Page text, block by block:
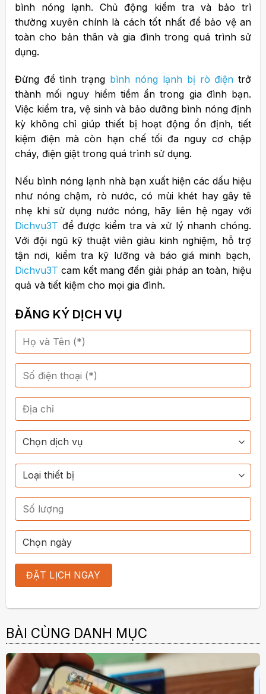
bình nóng lạnh. Chủ động kiểm tra và bảo trì
thường xuyên chính là cách tốt nhất để bảo vệ an
toàn cho bản thân và gia đình trong quá trình sử
dụng.
Đừng để tình trạng bình nóng lạnh bị rò điện trở
thành mối nguy hiểm tiềm ẩn trong gia đình bạn.
Việc kiểm tra, vệ sinh và bảo dưỡng bình nóng định
kỳ không chỉ giúp thiết bị hoạt động ổn định, tiết
kiệm điện mà còn hạn chế tối đa nguy cơ chập
cháy, điện giật trong quá trình sử dụng.
Nếu bình nóng lạnh nhà bạn xuất hiện các dấu hiệu
như nóng chậm, rò nước, có mùi khét hay gây tê
nhẹ khi sử dụng nước nóng, hãy liên hệ ngay với
Dichvu3T để được kiểm tra và xử lý nhanh chóng.
Với đội ngũ kỹ thuật viên giàu kinh nghiệm, hỗ trợ
tận nơi, kiểm tra kỹ lưỡng và báo giá minh bạch,
Dichvu3T cam kết mang đến giải pháp an toàn, hiệu
quả và tiết kiệm cho mọi gia đình.
ĐĂNG KÝ DỊCH VỤ
BÀI CÙNG DANH MỤC